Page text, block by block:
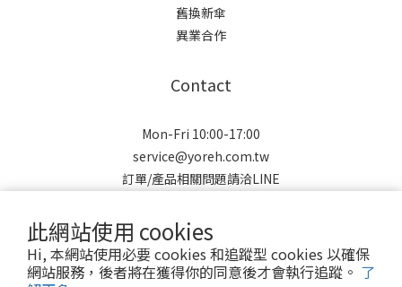
此網站使用 cookies
Hi, 本網站使用必要 cookies 和追蹤型 cookies 以確保
網站服務，後者將在獲得你的同意後才會執行追蹤。 了
舊換新傘
異業合作
Contact
Mon-Fri 10:00-17:00
service@yoreh.com.tw
訂單/產品相關問題請洽LINE